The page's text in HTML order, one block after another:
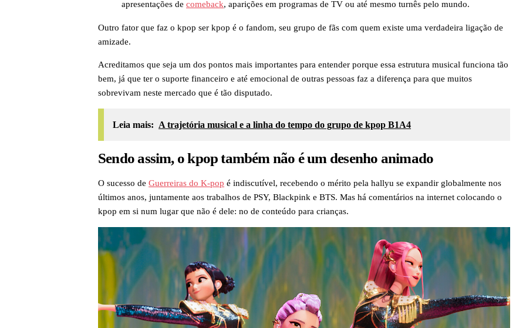
apresentações de comeback, aparições em programas de TV ou até mesmo turnês pelo mundo.
Outro fator que faz o kpop ser kpop é o fandom, seu grupo de fãs com quem existe uma verdadeira ligação de
amizade.
Acreditamos que seja um dos pontos mais importantes para entender porque essa estrutura musical funciona tão
bem, já que ter o suporte financeiro e até emocional de outras pessoas faz a diferença para que muitos
sobrevivam neste mercado que é tão disputado.
Leia mais: A trajetória musical e a linha do tempo do grupo de kpop B1A4
Sendo assim, o kpop também não é um desenho animado
O sucesso de Guerreiras do K-pop é indiscutível, recebendo o mérito pela hallyu se expandir globalmente nos
últimos anos, juntamente aos trabalhos de PSY, Blackpink e BTS. Mas há comentários na internet colocando o
kpop em si num lugar que não é dele: no de conteúdo para crianças.